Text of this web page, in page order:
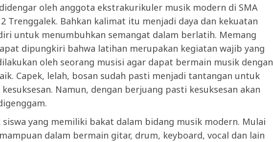
oleh anggota ekstrakurikuler musik modern di SMA
Trenggalek. Bahkan kalimat itu menjadi daya dan kekuatan
untuk menumbuhkan semangat dalam berlatih. Memang
dipungkiri bahwa latihan merupakan kegiatan wajib yang
oleh seorang musisi agar dapat bermain musik dengan
Capek, lelah, bosan sudah pasti menjadi tantangan untuk
Namun, dengan berjuang pasti kesuksesan akan
siswa yang memiliki bakat dalam bidang musik modern. Mulai
dalam bermain gitar, drum, keyboard, vocal dan lain